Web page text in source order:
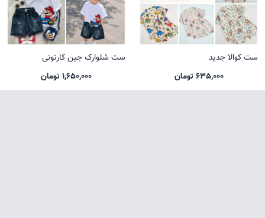
ست کوالا جدید
635,000 تومان
ست شلوارک جین کارتونی
1,650,000 تومان